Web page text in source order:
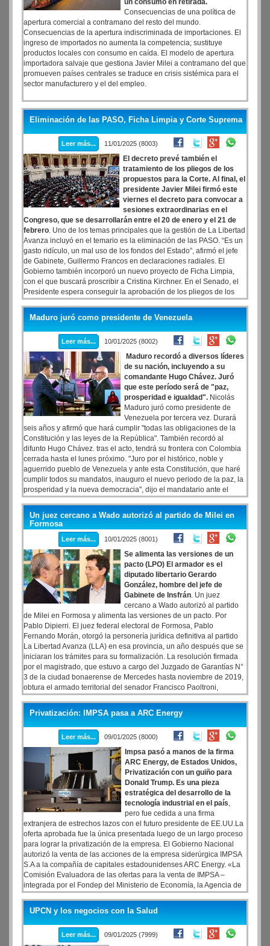
un consumo en retirada.
Consecuencias de una política de
apertura comercial a contramano del resto del mundo.
Consecuencias de la apertura indiscriminada de importaciones. El
ingreso de importados no aumenta la competencia; sustituye
productos locales con consumo en caída. El modelo de apertura
importadora salvaje que gestiona Javier Milei a contramano del que
promueven países centrales se traduce en crisis sistémica para el
sector manufacturero y el del empleo.
Eliminación de las PASO, Ficha Limpia y Corte Suprema
Leer más... 11/01/2025 (8003)
El decreto prevé también el
tratamiento de los pliegos de los
propuestos para la Corte. Al final, el
presidente Javier Milei firmó este
viernes el decreto para convocar a
sesiones extraordinarias en el
Congreso, que se desarrollarán entre el 20 de enero y el 21 de
febrero. Uno de los temas principales que la gestión de La Libertad
Avanza incluyó en el temario es la eliminación de las PASO. “Es un
gasto ridículo, un mal uso de los fondos del Estado”, afirmó el jefe
de Gabinete, Guillermo Francos en declaraciones radiales. El
Gobierno también incorporó un nuevo proyecto de Ficha Limpia,
con el que buscará proscribir a Cristina Kirchner. En el Senado, el
Presidente espera conseguir la aprobación de los pliegos de los
jueces Ariel Lijo y Manuel García-Mansilla para integrar la Corte.
Maduro juró como presidente de Venezuela
Leer más... 10/01/2025 (8002)
Maduro recordó a diversos líderes
de su nación, incluyendo a su
comandante Hugo Chávez. Juró
que este período será de "paz,
prosperidad e igualdad". Nicolás
Maduro juró como presidente de
Venezuela por tercera vez. Durará
seis años y afirmó que hará cumplir "todas las obligaciones de la
Constitución y las leyes de la República". También recordó al
difunto Hugo Chávez. tras el acto, tendrá su frontera con Colombia
cerrada hasta el lunes próximo. "Juro por el histórico, noble y
aguerrido pueblo de Venezuela y ante esta Constitución, que haré
cumplir todos su mandatos, inauguro el nuevo periodo de la paz, la
prosperidad y la nueva democracia", dijo el mandatario ante el
presidente del Parlamento, el chavista Jorge Rodríguez.
Un juez cercano a Wado autorizó al partido de Milei en
Formosa
Leer más... 10/01/2025 (8001)
Se alimenta las versiones de un
pacto (LPO) El armador es el
diputado libertario Gerardo
González, hombre del jefe de
Gabinete de Insfrán. Un juez
cercano a Wado autorizó al partido
de Milei en Formosa y alimenta las versiones de un pacto. Por
Pablo Dipierri. El juez federal electoral de Formosa, Pablo
Fernando Morán, otorgó la personería jurídica definitiva al partido
La Libertad Avanza (LLA) en esa provincia, un año después que se
iniciaran los trámites para su formalización. La resolución firmada
por el magistrado, que estuvo a cargo del Juzgado de Garantías N°
3 de la ciudad bonaerense de Mercedes hasta noviembre de 2019,
obtura el armado territorial del senador Francisco Paoltroni,
expulsado de la bancada que lidera Ezequiel Atauche y uno de los
pocos apoyos que le quedan a la vicepresidenta Victoria Villarruel.
Privatización: IMPSA pasa a ARC Energy
Leer más... 09/01/2025 (8000)
Impsa pasó a manos de la firma
ARC Energy, de Estados Unidos,
Privatización con un guiño para
Donald Trump. Es una pieza
estratégica del desarrollo de la
tecnología industrial en el país,
pero fue cedida a una firma
extranjera de estrechos lazos con el futuro presidente de EE.UU.La
oferta aprobada fue la única presentada luego de un largo proceso
para lograr la privatización de la empresa. El Gobierno Nacional
autorizó la venta de las acciones de la empresa siderúrgica IMPSA
S.A a la compañía de capitales estadounidenses ARC Energy. «La
Comisión Evaluadora de las ofertas para la venta de IMPSA –
integrada por el Fondep del Ministerio de Economía, la Agencia de
Transformación de Empresas Públicas y la provincia de Mendoza –
resolvió recomendar la preadjudicación de las acciones de la
compañía en poder del Estado nacional y provincial al consorcio
IAF cuyo socio principal es Arc Energy
UPCN y los negocios con la Salud
Leer más... 09/01/2025 (7999)